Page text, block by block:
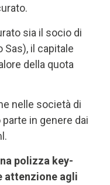
sia il socio di
Sas), il capitale
della quota
nelle società di
in genere dai
polizza key-
attenzione agli